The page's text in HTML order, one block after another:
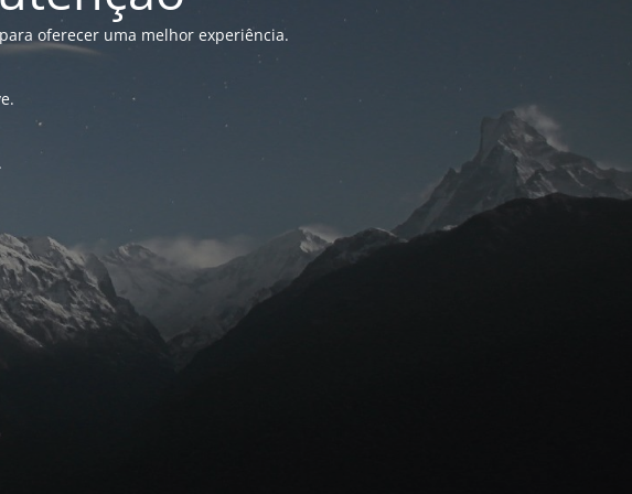
oferecer uma melhor experiência.